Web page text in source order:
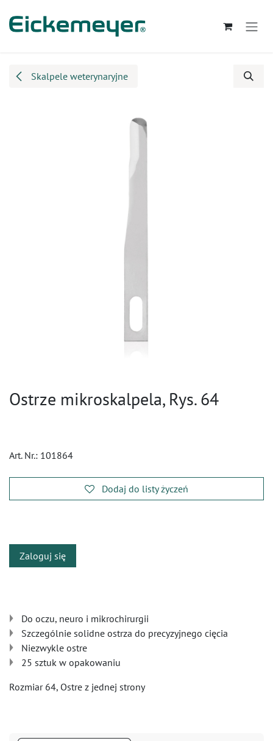
Skalpele weterynaryjne
Ostrze mikroskalpela, Rys. 64
Art. Nr.: 101864
Dodaj do listy życzeń
Zaloguj się
Do oczu, neuro i mikrochirurgii
Szczególnie solidne ostrza do precyzyjnego cięcia
Niezwykle ostre
25 sztuk w opakowaniu
Rozmiar 64, Ostre z jednej strony